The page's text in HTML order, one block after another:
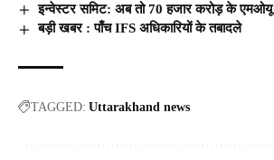
इन्वेस्टर समिट: अब तो 70 हजार करोड़ के एमओयू
बड़ी खबर : पाँच IFS अधिकारियों के तबादले
TAGGED: Uttarakhand news